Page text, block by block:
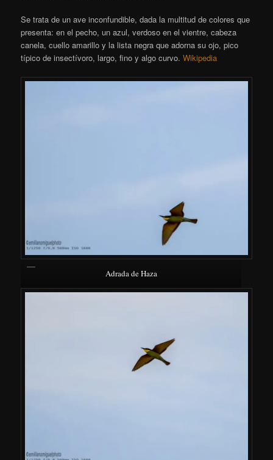
Se trata de un ave inconfundible, dada la multitud de colores que
presenta: en el pecho, un azul, verdoso en el vientre, cabeza
canela, cuello amarillo y la lista negra que adorna su ojo, pico
típico de insectívoro, largo, fino y algo curvo.Wikipedia
Adrada de Haza